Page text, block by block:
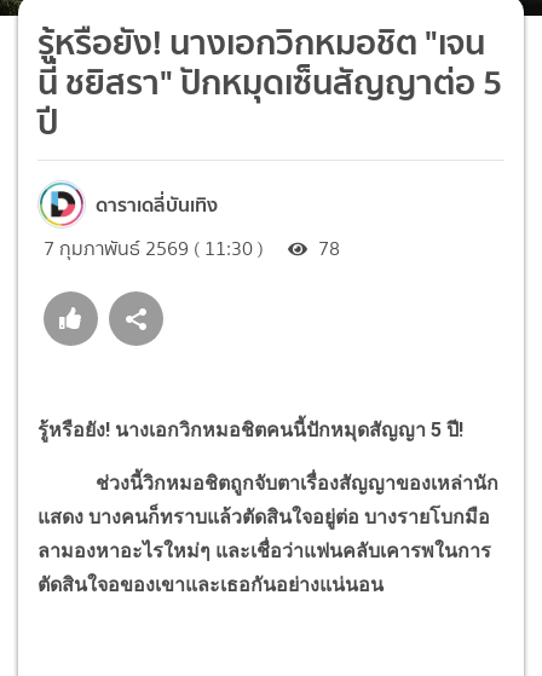
รู้หรือยัง! นางเอกวิกหมอชิต "เจน
นี่ ชยิสรา" ปักหมุดเซ็นสัญญาต่อ 5
ปี
ดาราเดลี่บันเทิง
7 กุมภาพันธ์ 2569 ( 11:30 ) 78
รู้หรือยัง! นางเอกวิกหมอชิตคนนี้ปักหมุดสัญญา 5 ปี!
ช่วงนี้วิกหมอชิตถูกจับตาเรื่องสัญญาของเหล่านัก
แสดง บางคนก็ทราบแล้วตัดสินใจอยู่ต่อ บางรายโบกมือ
ลามองหาอะไรใหม่ๆ และเชื่อว่าแฟนคลับเคารพในการ
ตัดสินใจอของเขาและเธอกันอย่างแน่นอน